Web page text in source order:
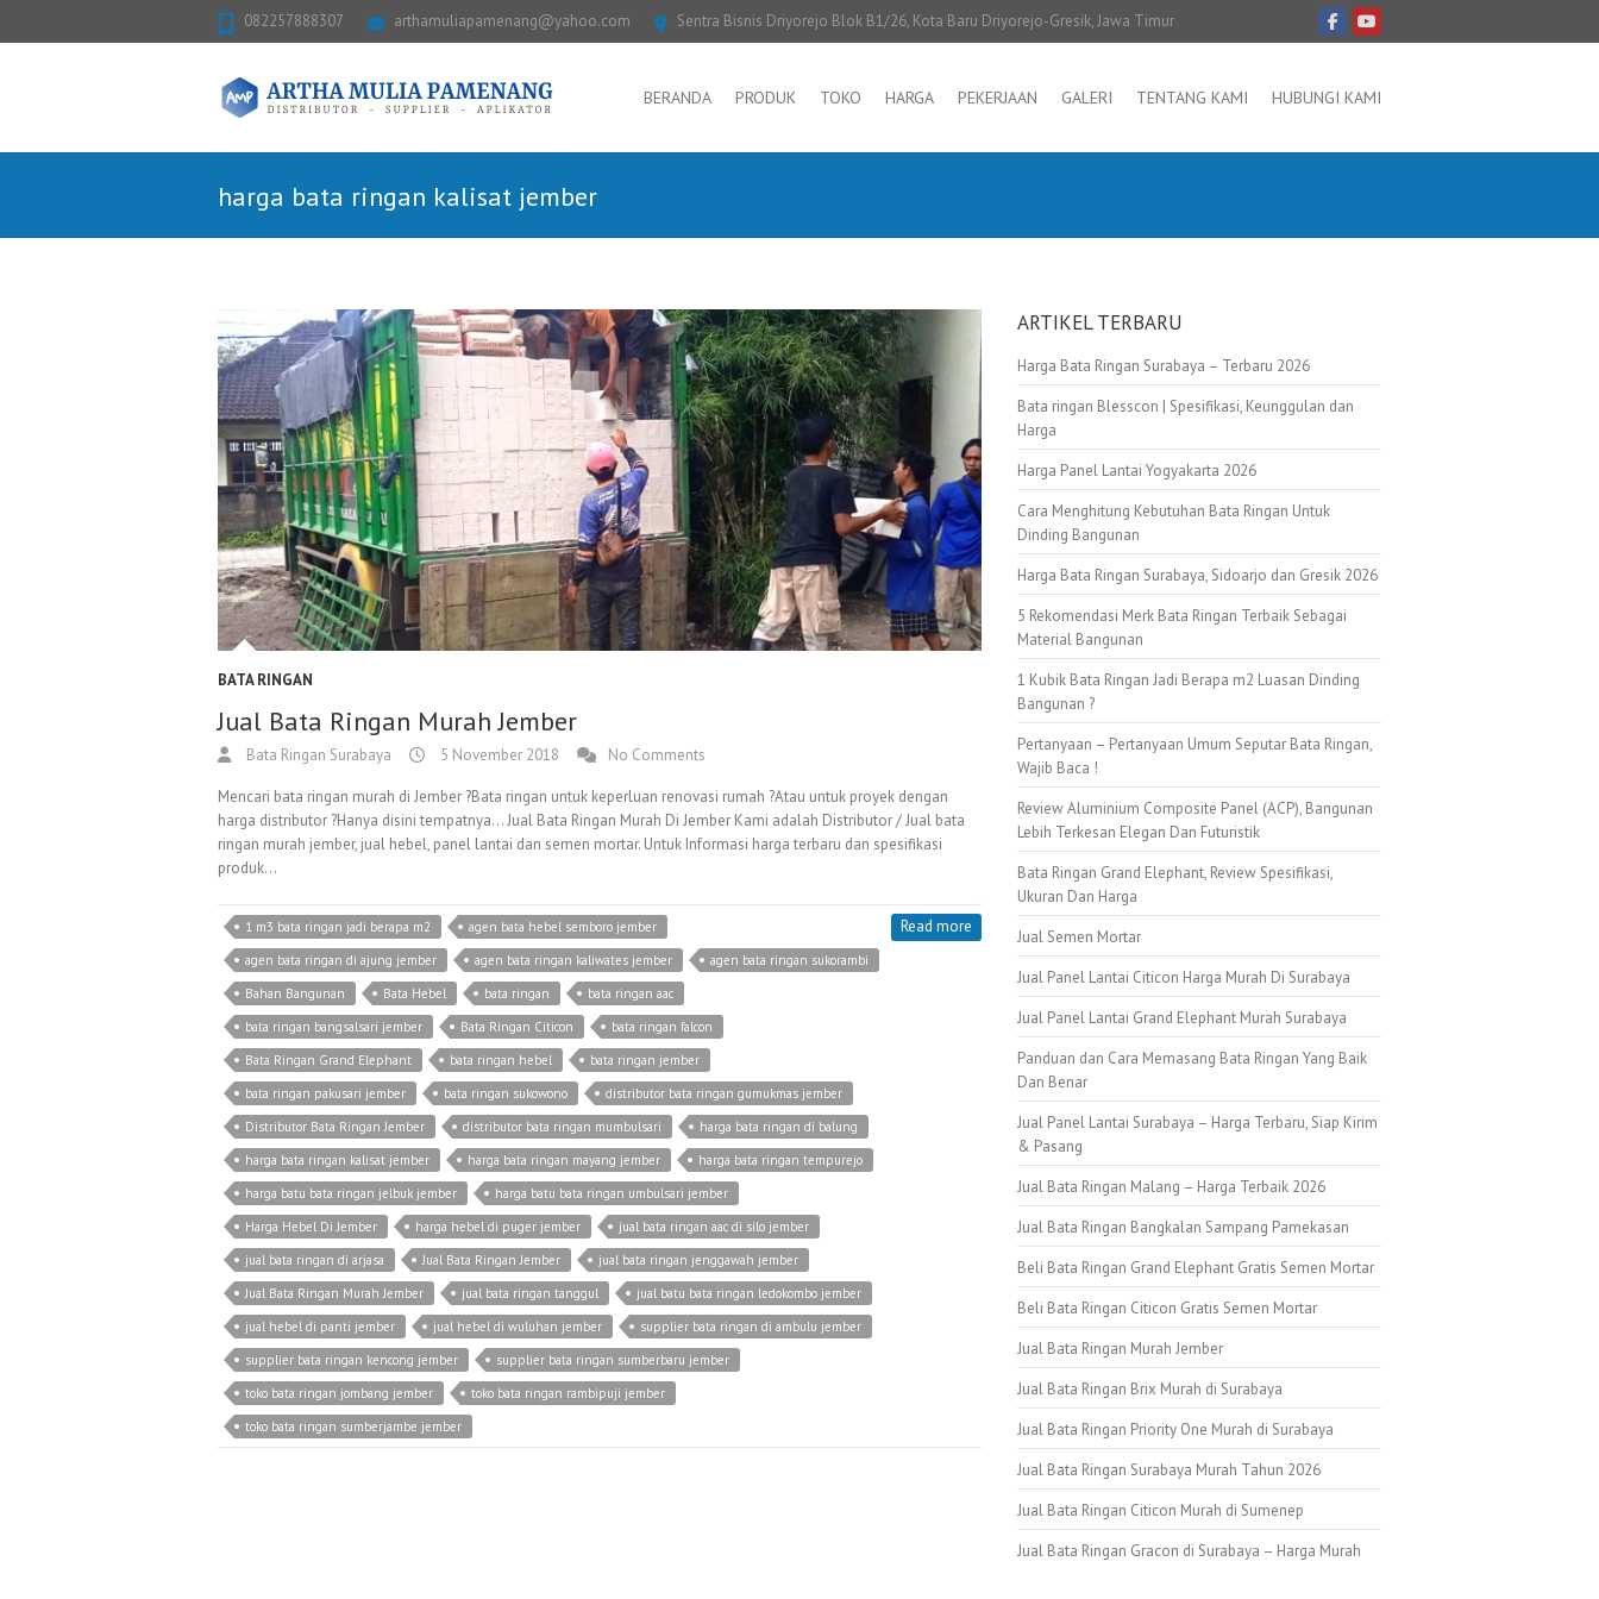
082257888307 arthamuliapamenang@yahoo.com Sentra Bisnis Driyorejo Blok B1/26, Kota Baru Driyorejo-Gresik, Jawa Timur
BERANDA PRODUK TOKO HARGA PEKERJAAN GALERI TENTANG KAMI HUBUNGI KAMI
harga bata ringan kalisat jember
BATA RINGAN
Jual Bata Ringan Murah Jember
Bata Ringan Surabaya 5 November 2018 No Comments
Mencari bata ringan murah di Jember ?Bata ringan untuk keperluan renovasi rumah ?Atau untuk proyek dengan
harga distributor ?Hanya disini tempatnya… Jual Bata Ringan Murah Di Jember Kami adalah Distributor / Jual bata
ringan murah jember, jual hebel, panel lantai dan semen mortar. Untuk Informasi harga terbaru dan spesifikasi
produk…
1 m3 bata ringan jadi berapa m2
agen bata hebel semboro jember
agen bata ringan di ajung jember
agen bata ringan kaliwates jember
agen bata ringan sukorambi
Bahan Bangunan
Bata Hebel bata ringan
bata ringan aac
bata ringan bangsalsari jember
Bata Ringan Citicon
bata ringan falcon
Bata Ringan Grand Elephant
bata ringan hebel
bata ringan jember
bata ringan pakusari jember
bata ringan sukowono
distributor bata ringan gumukmas jember
Distributor Bata Ringan Jember
distributor bata ringan mumbulsari
harga bata ringan di balung
harga bata ringan kalisat jember
harga bata ringan mayang jember
harga bata ringan tempurejo
harga batu bata ringan jelbuk jember
harga batu bata ringan umbulsari jember
Harga Hebel Di Jember
harga hebel di puger jember
jual bata ringan aac di silo jember
jual bata ringan di arjasa
Jual Bata Ringan Jember
jual bata ringan jenggawah jember
Jual Bata Ringan Murah Jember
jual bata ringan tanggul
jual batu bata ringan ledokombo jember
jual hebel di panti jember
jual hebel di wuluhan jember
supplier bata ringan di ambulu jember
supplier bata ringan kencong jember
supplier bata ringan sumberbaru jember
toko bata ringan jombang jember
toko bata ringan rambipuji jember
toko bata ringan sumberjambe jember
Read more
ARTIKEL TERBARU
Harga Bata Ringan Surabaya – Terbaru 2026
Bata ringan Blesscon | Spesifikasi, Keunggulan dan
Harga
Harga Panel Lantai Yogyakarta 2026
Cara Menghitung Kebutuhan Bata Ringan Untuk
Dinding Bangunan
Harga Bata Ringan Surabaya, Sidoarjo dan Gresik 2026
5 Rekomendasi Merk Bata Ringan Terbaik Sebagai
Material Bangunan
1 Kubik Bata Ringan Jadi Berapa m2 Luasan Dinding
Bangunan ?
Pertanyaan – Pertanyaan Umum Seputar Bata Ringan,
Wajib Baca !
Review Aluminium Composite Panel (ACP), Bangunan
Lebih Terkesan Elegan Dan Futuristik
Bata Ringan Grand Elephant, Review Spesifikasi,
Ukuran Dan Harga
Jual Semen Mortar
Jual Panel Lantai Citicon Harga Murah Di Surabaya
Jual Panel Lantai Grand Elephant Murah Surabaya
Panduan dan Cara Memasang Bata Ringan Yang Baik
Dan Benar
Jual Panel Lantai Surabaya – Harga Terbaru, Siap Kirim
& Pasang
Jual Bata Ringan Malang – Harga Terbaik 2026
Jual Bata Ringan Bangkalan Sampang Pamekasan
Beli Bata Ringan Grand Elephant Gratis Semen Mortar
Beli Bata Ringan Citicon Gratis Semen Mortar
Jual Bata Ringan Murah Jember
Jual Bata Ringan Brix Murah di Surabaya
Jual Bata Ringan Priority One Murah di Surabaya
Jual Bata Ringan Surabaya Murah Tahun 2026
Jual Bata Ringan Citicon Murah di Sumenep
Jual Bata Ringan Gracon di Surabaya – Harga Murah